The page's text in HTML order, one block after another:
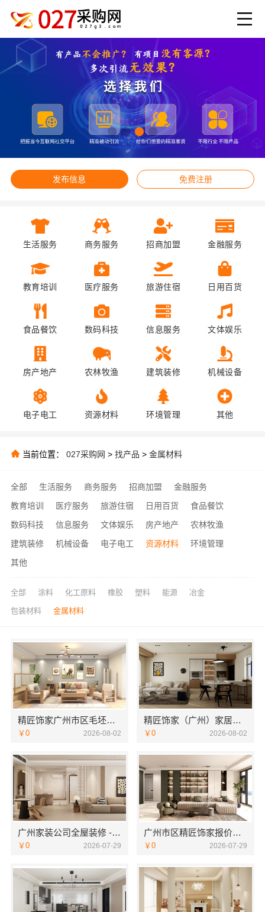
发布信息 免费注册
生活服务 商务服务 招商加盟 金融服务
教育培训 医疗服务 旅游住宿 日用百货
食品餐饮 数码科技 信息服务 文体娱乐
房产地产 农林牧渔 建筑装修 机械设备
电子电工 资源材料 环境管理 其他
当前位置： 027采购网 > 找产品 > 金属材料
全部 生活服务 商务服务 招商加盟
金融服务
教育培训
医疗服务 旅游住宿 日用百货
食品餐饮
数码科技
信息服务 文体娱乐 房产地产
农林牧渔
建筑装修
机械设备 电子电工 资源材料
环境管理
其他
全部 涂料 化工原料 橡胶 塑料 能源 冶金
包装材料 金属材料
精匠饰家广州市区毛坯房设计
￥0 2026-08-02
精匠饰家（广州）家居建材有限公司全屋装修报价明细
￥0 2026-08-02
广州家装公司全屋装修 - 精匠饰家（广州）家居建材有限公司
￥0 2026-07-29
广州市区精匠饰家报价透明，新房装修预算一目了然！
￥0 2026-07-29